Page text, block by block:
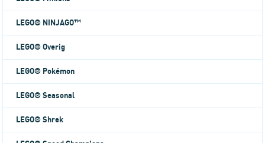
LEGO® NINJAGO™
LEGO® Overig
LEGO® Pokémon
LEGO® Seasonal
LEGO® Shrek